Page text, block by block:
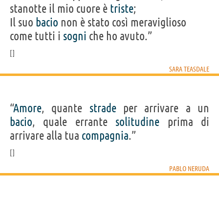
stanotte il mio cuore è triste;
Il suo bacio non è stato così meraviglioso
come tutti i sogni che ho avuto.”
SARA TEASDALE
“Amore, quante stradeper arrivare a un
bacio, quale errante solitudine prima di
arrivare alla tua compagnia.”
PABLO NERUDA